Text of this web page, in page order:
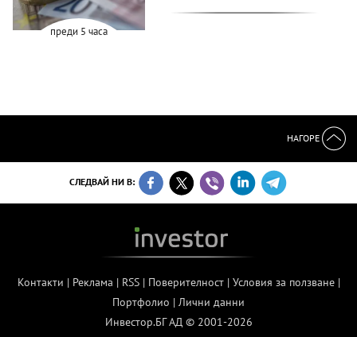
преди 5 часа
НАГОРЕ
СЛЕДВАЙ НИ В:
Контакти | Реклама | RSS| Поверителност| Условия за ползване|
Портфолио | Лични данни
Инвестор.БГ АД © 2001-2026